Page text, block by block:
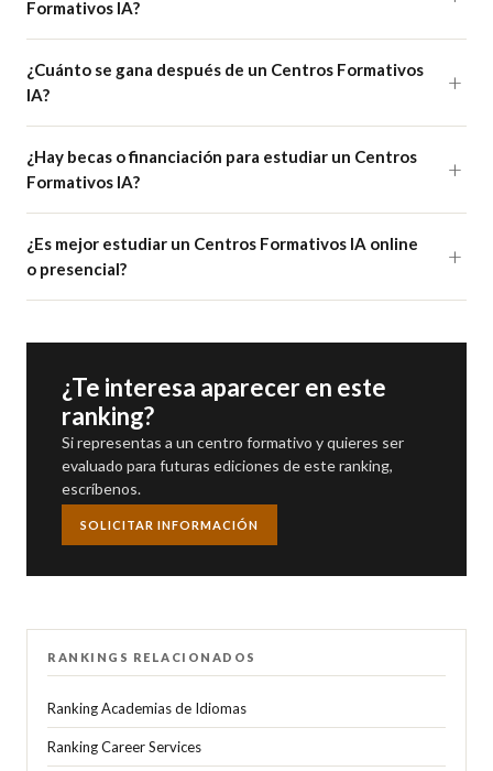
Formativos IA?
¿Cuánto se gana después de un Centros Formativos
IA?
¿Hay becas o financiación para estudiar un Centros
Formativos IA?
¿Es mejor estudiar un Centros Formativos IA online
o presencial?
¿Te interesa aparecer en este
ranking?
Si representas a un centro formativo y quieres ser
evaluado para futuras ediciones de este ranking,
escríbenos.
SOLICITAR INFORMACIÓN
RANKINGS RELACIONADOS
Ranking Academias de Idiomas
Ranking Career Services